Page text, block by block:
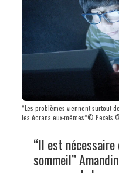
“Les problèmes viennent surtout
les écrans eux-mêmes”© Pexels
“Il est
sommeil”